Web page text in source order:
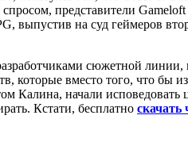
спросом, представители
выпустив на суд геймеров
сюжетной
которые вместо того, что бы
Калина, начали
Кстати, бесплатно скачать